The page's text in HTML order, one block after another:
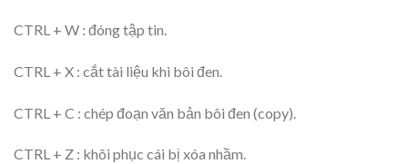
CTRL + W : đóng tập tin.
CTRL + X : cắt tài liệu khi bôi đen.
CTRL + C : chép đoạn văn bản bôi đen (copy).
CTRL + Z : khôi phục cái bị xóa nhầm.